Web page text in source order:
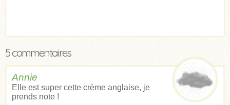
5 commentaires
Annie
Elle est super cette crème anglaise, je
prends note !